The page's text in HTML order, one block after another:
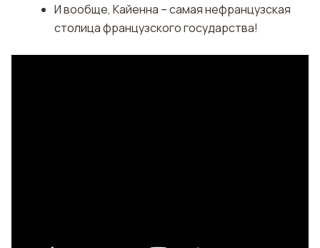
И вообще, Кайенна – самая нефранцузская
столица французского государства!